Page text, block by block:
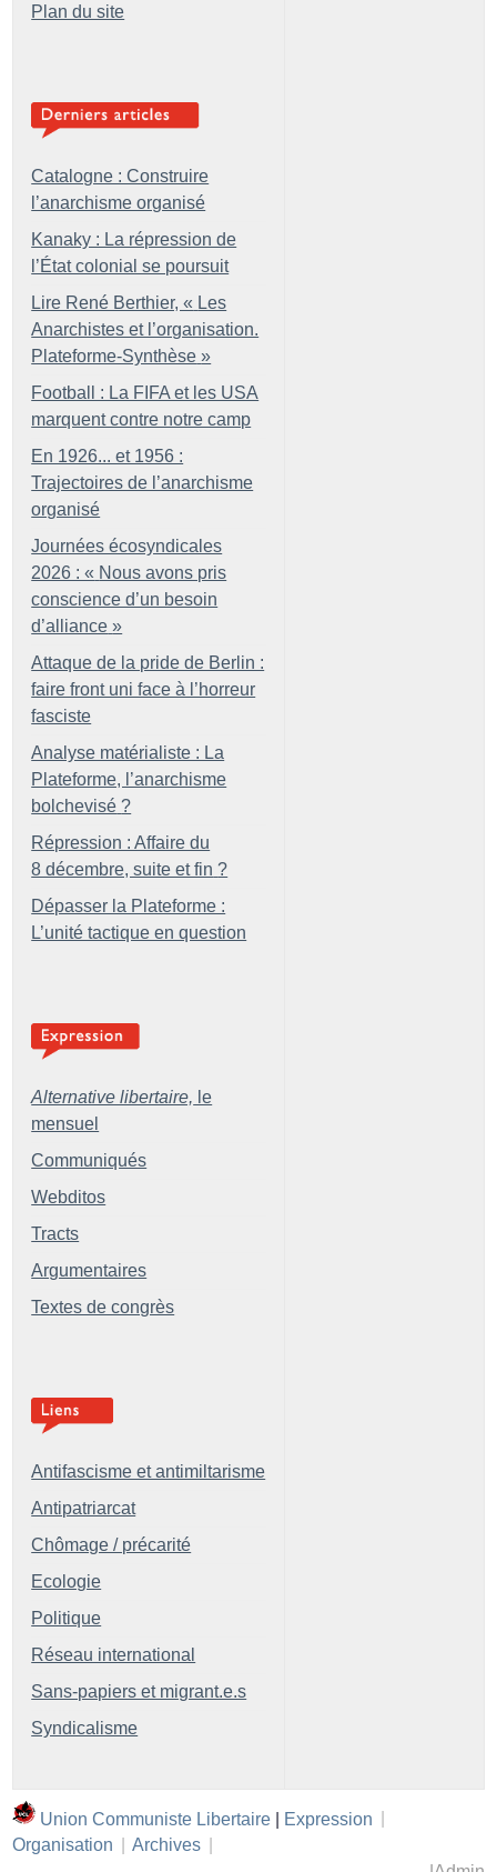
Plan du site
Catalogne : Construire
l’anarchisme organisé
Kanaky : La répression de
l’État colonial se poursuit
Lire René Berthier, « Les
Anarchistes et l’organisation.
Plateforme-Synthèse »
Football : La FIFA et les USA
marquent contre notre camp
En 1926... et 1956 :
Trajectoires de l’anarchisme
organisé
Journées écosyndicales
2026 : « Nous avons pris
conscience d’un besoin
d’alliance »
Attaque de la pride de Berlin :
faire front uni face à l’horreur
fasciste
Analyse matérialiste : La
Plateforme, l’anarchisme
bolchevisé ?
Répression : Affaire du
8 décembre, suite et fin ?
Dépasser la Plateforme :
L’unité tactique en question
Alternative libertaire, le
mensuel
Communiqués
Webditos
Tracts
Argumentaires
Textes de congrès
Antifascisme et antimiltarisme
Antipatriarcat
Chômage / précarité
Ecologie
Politique
Réseau international
Sans-papiers et migrant.e.s
Syndicalisme
Union Communiste Libertaire | Expression
Organisation
Archives